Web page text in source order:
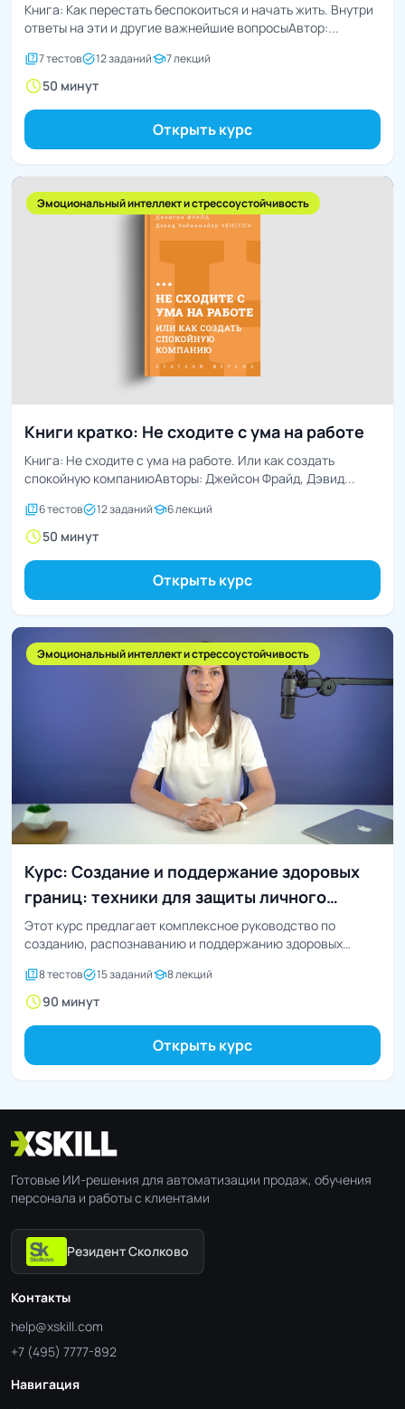
Книга: Как перестать беспокоиться и начать жить. Внутри
ответы на эти и другие важнейшие вопросыАвтор:...
quiz7 тестовtask_alt12 заданийschool7 лекций
schedule50 минут
Открыть курс
Эмоциональный интеллект и стрессоустойчивость
Книги кратко: Не сходите с ума на работе
Книга: Не сходите с ума на работе. Или как создать
спокойную компаниюАвторы: Джейсон Фрайд, Дэвид...
quiz6 тестовtask_alt12 заданийschool6 лекций
schedule50 минут
Открыть курс
Эмоциональный интеллект и стрессоустойчивость
Курс: Создание и поддержание здоровых
границ: техники для защиты личного
пространства и энергии
Этот курс предлагает комплексное руководство по
созданию, распознаванию и поддержанию здоровых
quiz8 тестовtask_alt15 заданийschool8 лекций
schedule90 минут
Открыть курс
Готовые ИИ-решения для автоматизации продаж, обучения
персонала и работы с клиентами
Резидент Сколково
Контакты
help@xskill.com
+7 (495) 7777-892
Навигация